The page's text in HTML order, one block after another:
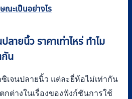
ณะเป็นอย่างไร
ลายนิ้ว ราคาเท่าไหร่ ทำไม
กัน
เจนปลายนิ้ว แต่ละยี่ห้อไม่เท่ากัน
กต่างในเรื่องของฟังก์ชันการใช้